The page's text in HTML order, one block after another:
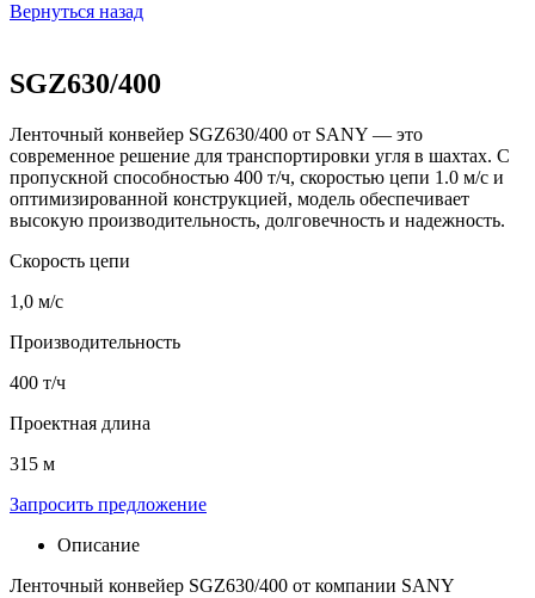
Вернуться назад
SGZ630/400
Ленточный конвейер SGZ630/400 от SANY — это
современное решение для транспортировки угля в шахтах. С
пропускной способностью 400 т/ч, скоростью цепи 1.0 м/с и
оптимизированной конструкцией, модель обеспечивает
высокую производительность, долговечность и надежность.
Скорость цепи
1,0 м/с
Производительность
400 т/ч
Проектная длина
315 м
Запросить предложение
Описание
Ленточный конвейер SGZ630/400 от компании SANY